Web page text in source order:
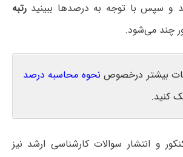
و سپس با توجه به درصدها ببینیدرتبه
چند می‌شود.
بیشتر درخصوص نحوه محاسبه درصد
کنید.
و انتشار سوالات کارشناسی ارشد نیز